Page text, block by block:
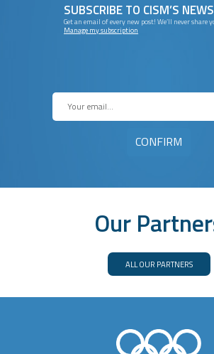
SUBSCRIBE TO CISM’S
Get an email of every new post! We’ll never share
Manage my subscription
Our
ALL OUR PARTNERS